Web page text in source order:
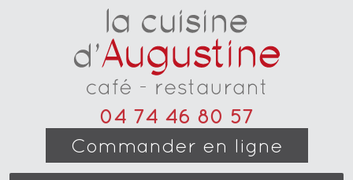
04 74 46 80 57
Commander en ligne